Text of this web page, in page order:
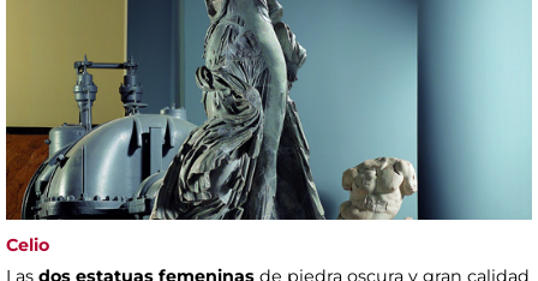
Celio
Las dos estatuas femeninas de piedra oscura y gran calidad